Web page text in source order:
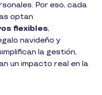
Por eso, cada
optan
flexibles,
navideño y
la gestión,
un impacto real en la